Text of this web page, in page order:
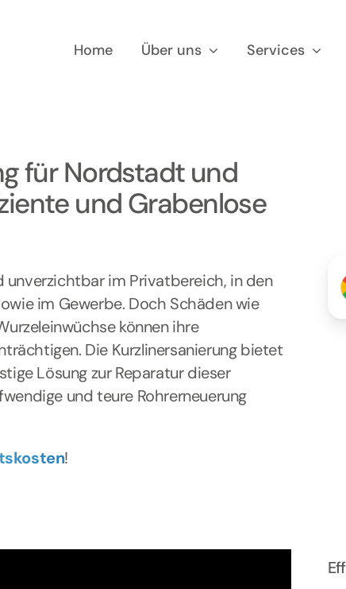
Home Über uns Services
für Nordstadt und
und Grabenlose
unverzichtbar im Privatbereich, in den
im Gewerbe. Doch Schäden wie
können ihre
Die Kurzlinersanierung bietet
Lösung zur Reparatur dieser
und teure Rohrerneuerung
!